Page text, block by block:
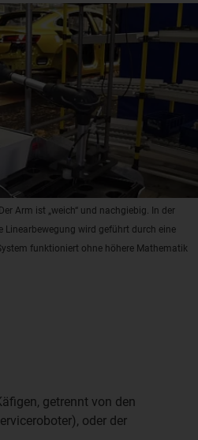
Arm ist „weich“ und nachgiebig. In der
wird geführt durch eine
funktioniert ohne höhere Mathematik
getrennt von den
oder der